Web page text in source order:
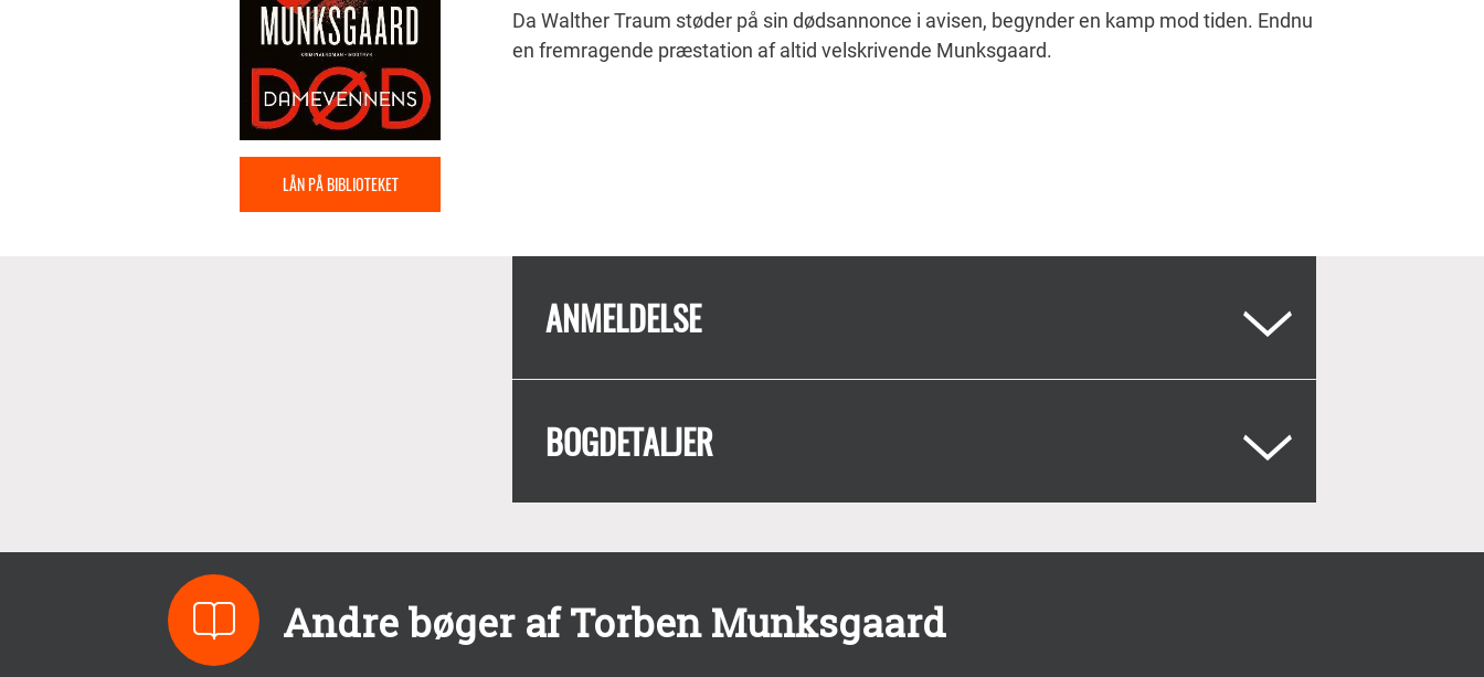
LÅN PÅ BIBLIOTEKET
Da Walther Traum støder på sin dødsannonce i avisen, begynder en kamp mod tiden. Endnu
en fremragende præstation af altid velskrivende Munksgaard.
ANMELDELSE
BOGDETALJER
Andre bøger af Torben Munksgaard